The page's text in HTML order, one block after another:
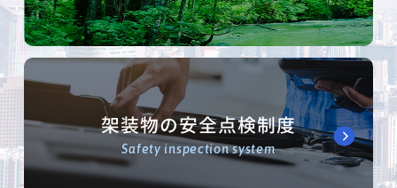
架装物の安全点検制度
Safety inspection system